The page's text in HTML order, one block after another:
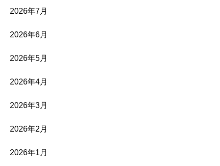
2026年7月
2026年6月
2026年5月
2026年4月
2026年3月
2026年2月
2026年1月